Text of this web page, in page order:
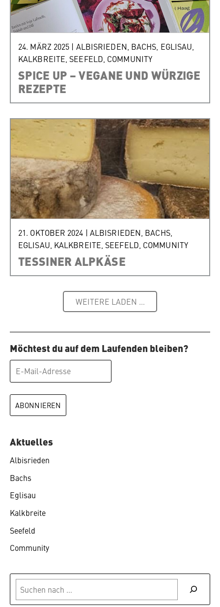
24. MÄRZ 2025 | ALBISRIEDEN BACHS EGLISAU
KALKBREITE SEEFELD COMMUNITY
SPICE UP – VEGANE UND WÜRZIGE
REZEPTE
21. OKTOBER 2024 | ALBISRIEDEN BACHS,
EGLISAU KALKBREITE SEEFELD COMMUNITY
TESSINER ALPKÄSE
WEITERE LADEN …
Möchtest du auf dem Laufenden bleiben?
Aktuelles
Albisrieden
Bachs
Eglisau
Kalkbreite
Seefeld
Community